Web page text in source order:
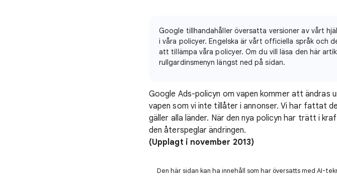
Google tillhandahåller översatta versioner av vårt
i våra policyer. Engelska är vårt officiella språk och
att tillämpa våra policyer. Om du vill läsa den här
rullgardinsmenyn längst ned på sidan.
Google Ads-policyn om vapen kommer att
vapen som vi inte tillåter i annonser. Vi har fattat
gäller alla länder. När den nya policyn har trätt i
den återspeglar ändringen.
(Upplagt i november 2013)
Den här sidan kan ha innehåll som har översatts med AI-